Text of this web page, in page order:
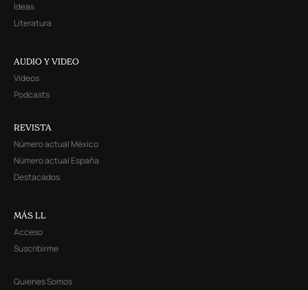
Ideas
Literatura
AUDIO Y VIDEO
Videos
Podcasts
REVISTA
Número actual México
Número actual España
Destacados
MÁS LL
Acceso
Suscribirme
Quienes Somos